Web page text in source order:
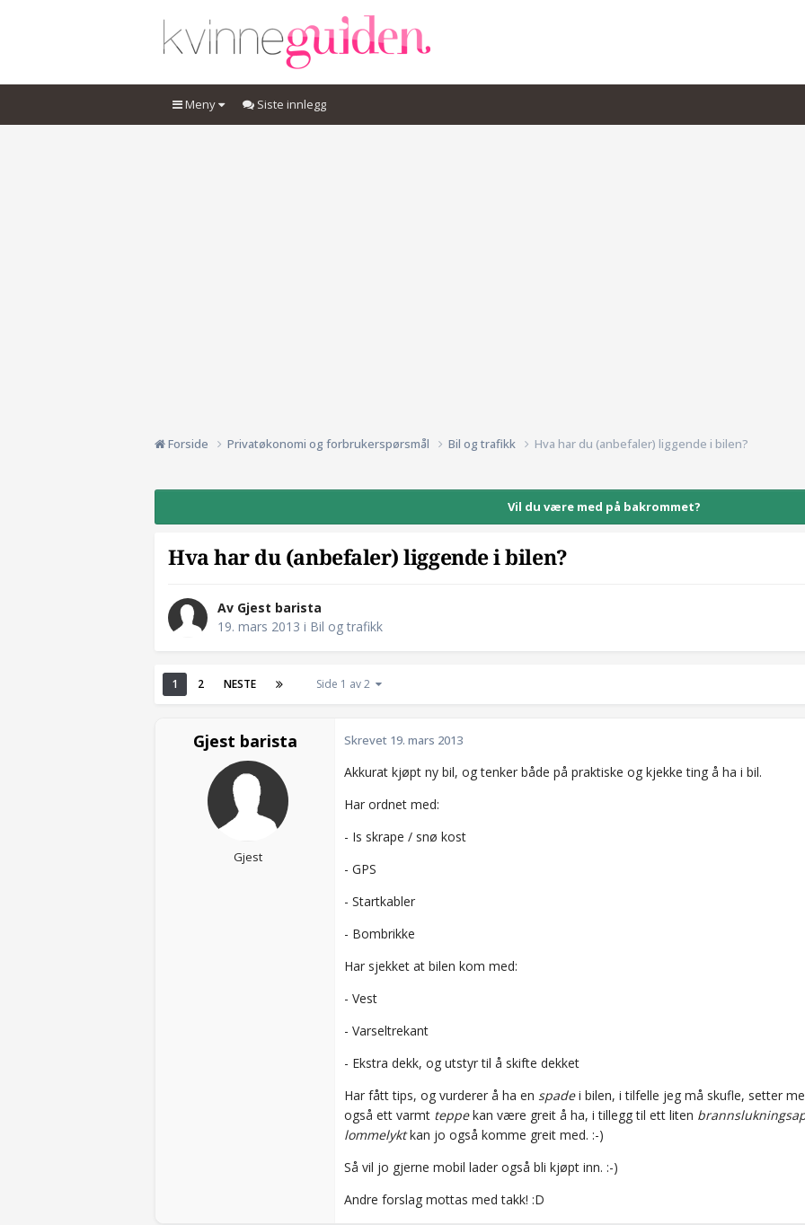
Meny Siste innlegg
Forside Privatøkonomi og forbrukerspørsmål Bil og trafikk Hva har du (anbefaler) liggende i bilen?
Vil du være med på bakrommet?
Hva har du (anbefaler) liggende i bilen?
Av Gjest barista
19. mars 2013 i Bil og trafikk
1 2 NESTE Side 1 av 2
Gjest barista
Gjest
Skrevet 19. mars 2013
Akkurat kjøpt ny bil, og tenker både på praktiske og kjekke ting å ha i bil.
Har ordnet med:
- Is skrape / snø kost
- GPS
- Startkabler
- Bombrikke
Har sjekket at bilen kom med:
- Vest
- Varseltrekant
- Ekstra dekk, og utstyr til å skifte dekket
Har fått tips, og vurderer å ha en spadei bilen, itilfelle jeg må skufle, setter
også ett varmt teppekan være greit å ha, i tillegg til ett liten
lommelyktkan jo også komme greit med. :-)
Så vil jo gjerne mobil lader også bli kjøpt inn. :-)
Andre forslag mottas med takk! :D